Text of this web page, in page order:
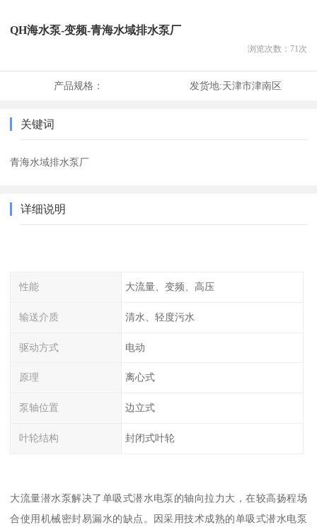
QH海水泵-变频-青海水域排水泵厂
浏览次数： 71次
产品规格： 发货地:天津市津南区
关键词
青海水域排水泵厂
详细说明
性能 大流量、变频、高压
输送介质 清水、轻度污水
驱动方式 电动
原理 离心式
泵轴位置 边立式
叶轮结构 封闭式叶轮
大流量潜水泵解决了单吸式潜水电泵的轴向拉力大，在较高扬程场
合使用机械密封易漏水的缺点。因采用技术成熟的单吸式潜水电泵